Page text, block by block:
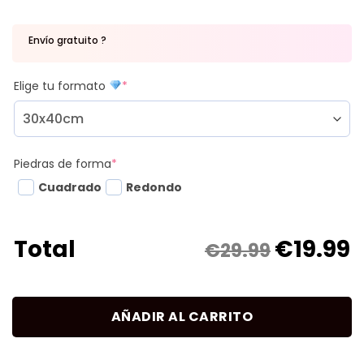
Envío gratuito ?
Elige tu formato *
Piedras de forma*
Cuadrado
Redondo
Total €29.99€19.99
AÑADIR AL CARRITO